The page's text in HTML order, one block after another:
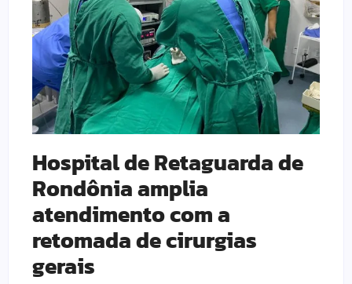
Hospital de Retaguarda de
Rondônia amplia
atendimento com a
retomada de cirurgias
gerais